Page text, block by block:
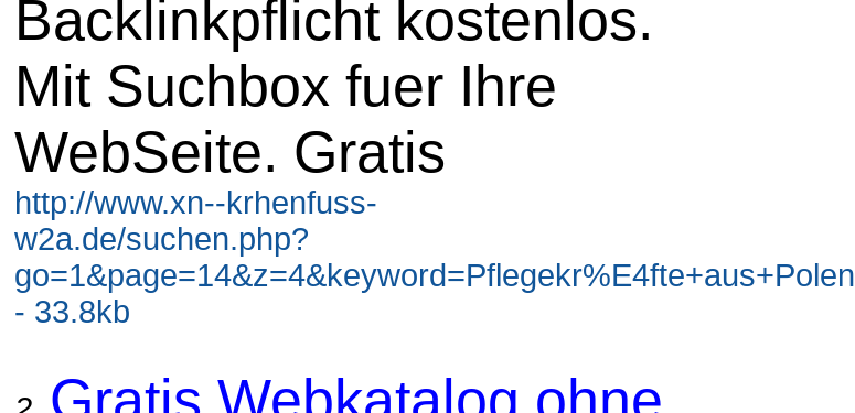
Backlinkpflicht kostenlos.
Mit Suchbox fuer Ihre
WebSeite. Gratis
http://www.xn--krhenfuss-
w2a.de/suchen.php?
go=1&page=14&z=4&keyword=Pflegekr%E4fte+aus+Polen
- 33.8kb
Gratis Webkatalog ohne